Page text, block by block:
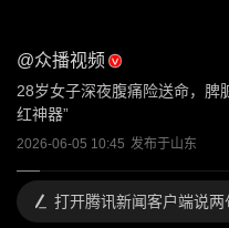
@众播视频
28岁女子深夜腹痛险送命，脾
红神器”
2026-06-05 10:45 发布于山东
打开腾讯新闻客户端说两